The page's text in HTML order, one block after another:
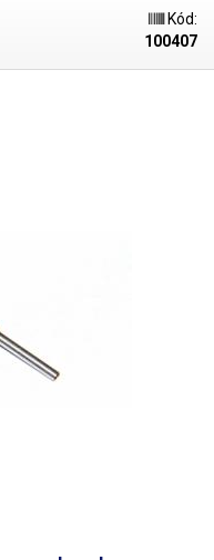
Kód:
100407